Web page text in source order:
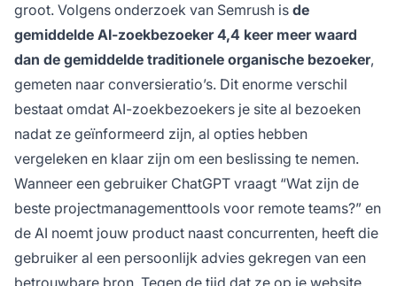
groot. Volgens onderzoek van Semrush is de
gemiddelde AI-zoekbezoeker 4,4 keer meer waard
dan de gemiddelde traditionele organische bezoeker,
gemeten naar conversieratio’s. Dit enorme verschil
bestaat omdat AI-zoekbezoekers je site al bezoeken
nadat ze geïnformeerd zijn, al opties hebben
vergeleken en klaar zijn om een beslissing te nemen.
Wanneer een gebruiker ChatGPT vraagt “Wat zijn de
beste projectmanagementtools voor remote teams?” en
de AI noemt jouw product naast concurrenten, heeft die
gebruiker al een persoonlijk advies gekregen van een